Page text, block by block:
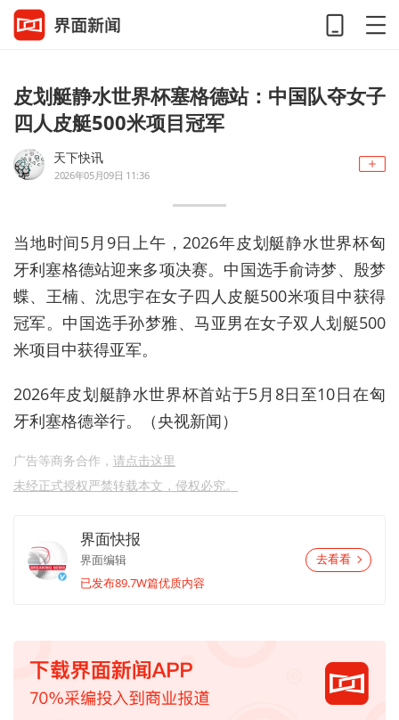
皮划艇静水世界杯塞格德站：中国队夺女子
四人皮艇500米项目冠军
天下快讯
2026年05月09日 11:36
当地时间5月9日上午，2026年皮划艇静水世界杯匈
牙利塞格德站迎来多项决赛。中国选手俞诗梦、殷梦
蝶、王楠、沈思宇在女子四人皮艇500米项目中获得
冠军。中国选手孙梦雅、马亚男在女子双人划艇500
米项目中获得亚军。
2026年皮划艇静水世界杯首站于‌5月8日至10日‌在匈
牙利塞格德举行。（央视新闻）
广告等商务合作， 请点击这里
未经正式授权严禁转载本文，侵权必究。
界面快报
界面编辑
已发布89.7W篇优质内容
去看看